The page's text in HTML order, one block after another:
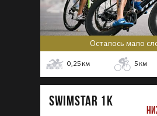
Осталось мало
0,25 км 5 км
SWIMSTAR 1K